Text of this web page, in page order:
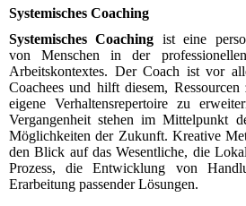
Systemisches Coaching
Systemisches Coaching ist eine
von Menschen in der
Arbeitskontextes. Der Coach ist vor
Coachees und hilft diesem,
eigene Verhaltensrepertoire zu
Vergangenheit stehen im Mittelpunkt
Möglichkeiten der Zukunft. Kreative
den Blick auf das Wesentliche, die
Prozess, die Entwicklung von
Erarbeitung passender Lösungen.